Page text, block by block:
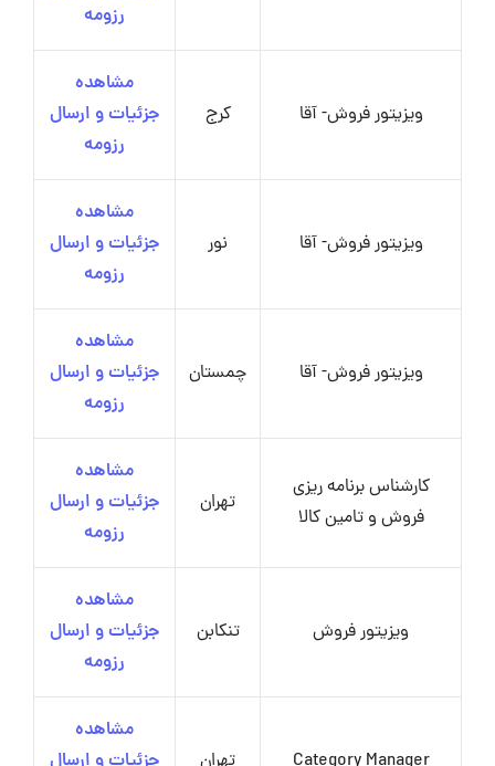
رزومه
ویزیتور فروش- آقا کرج
مشاهده
جزئیات و ارسال
رزومه
ویزیتور فروش- آقا نور
مشاهده
جزئیات و ارسال
رزومه
ویزیتور فروش- آقا چمستان
مشاهده
جزئیات و ارسال
رزومه
کارشناس برنامه ریزی
فروش و تامین کالا
تهران
مشاهده
جزئیات و ارسال
رزومه
ویزیتور فروش تنکابن
مشاهده
جزئیات و ارسال
رزومه
مشاهده